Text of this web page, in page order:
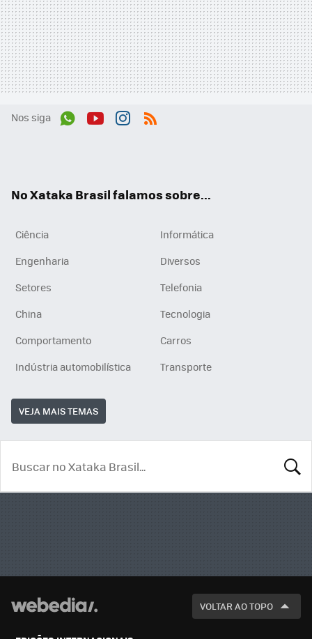
Nos siga
No Xataka Brasil falamos sobre...
Ciência
Informática
Engenharia
Diversos
Setores
Telefonia
China
Tecnologia
Comportamento
Carros
Indústria automobilística
Transporte
VEJA MAIS TEMAS
VOLTAR AO TOPO